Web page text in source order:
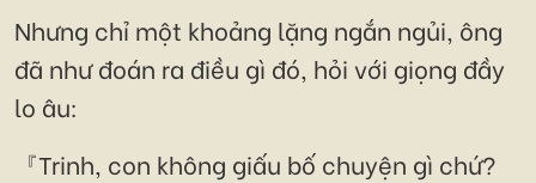
Nhưng chỉ một khoảng lặng ngắn ngủi, ông
đã như đoán ra điều gì đó, hỏi với giọng đầy
lo âu:
『Trinh, con không giấu bố chuyện gì chứ?